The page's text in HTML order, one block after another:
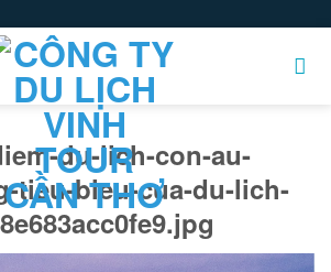
du-lich-con-au-
tieu-bieu-cua-du-lich-